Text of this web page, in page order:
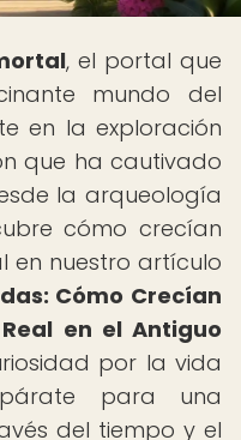
, el portal que
mundo del
en la exploración
que ha cautivado
la arqueología
cómo crecían
en nuestro artículo
Cómo Crecían
en el Antiguo
por la vida
para una
del tiempo y el